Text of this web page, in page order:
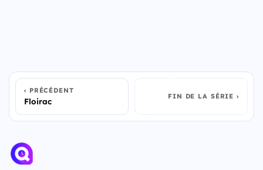
PRÉCÉDENT
Floirac FIN DE LA SÉRIE